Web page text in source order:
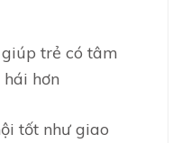
trẻ có tâm
hơn
tốt như giao